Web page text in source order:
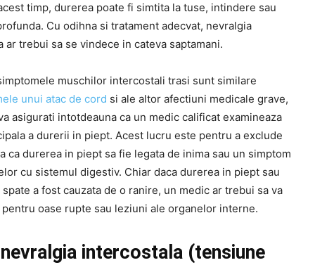
timp, durerea poate fi simtita la tuse, intindere sau
Cu odihna si tratament adecvat, nevralgia
ar trebui sa se vindece in cateva saptamani.
muschilor intercostali trasi sunt similare
unui atac de cord si ale altor afectiuni medicale grave,
asigurati intotdeauna ca un medic calificat examineaza
a durerii in piept. Acest lucru este pentru a exclude
ca durerea in piept sa fie legata de inima sau un simptom
cu sistemul digestiv. Chiar daca durerea in piept sau
a fost cauzata de o ranire, un medic ar trebui sa va
oase rupte sau leziuni ale organelor interne.
intercostala (tensiune